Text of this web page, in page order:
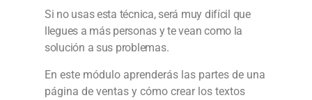
Si no usas esta técnica, será muy difícil que
llegues a más personas y te vean como la
solución a sus problemas.
En este módulo aprenderás las partes de una
página de ventas y cómo crear los textos